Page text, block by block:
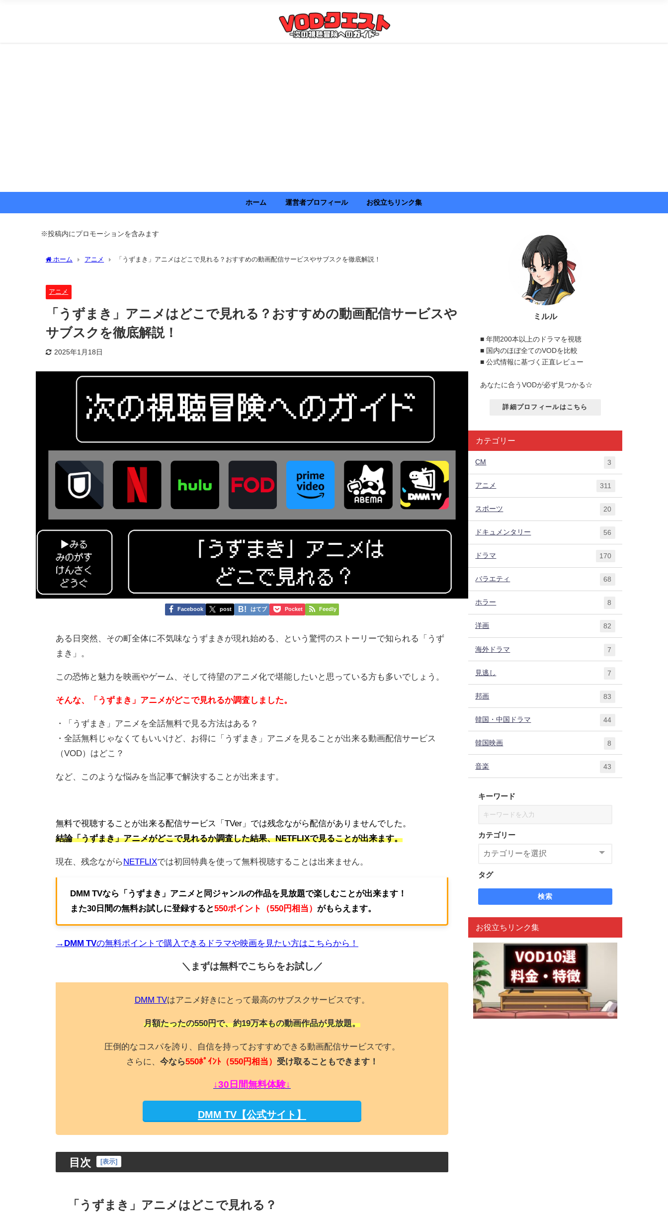
ホーム 運営者プロフィール お役立ちリンク集
※投稿内にプロモーションを含みます
ホーム アニメ 「うずまき」アニメはどこで見れる？おすすめの動画配信サービスやサブスクを徹底解説！
アニメ
「うずまき」アニメはどこで見れる？おすすめの動画配信サービスや
サブスクを徹底解説！
2025年1月18日
Facebook post はてブ Pocket Feedly
ある日突然、その町全体に不気味なうずまきが現れ始める、という驚愕のストーリーで知られる「うず
まき」。
この恐怖と魅力を映画やゲーム、そして待望のアニメ化で堪能したいと思っている方も多いでしょう。
そんな、「うずまき」アニメがどこで見れるか調査しました。
・「うずまき」アニメを全話無料で見る方法はある？
・全話無料じゃなくてもいいけど、お得に「うずまき」アニメを見ることが出来る動画配信サービス
（VOD）はどこ？
など、このような悩みを当記事で解決することが出来ます。
無料で視聴することが出来る配信サービス「TVer」では残念ながら配信がありませんでした。
結論「うずまき」アニメがどこで見れるか調査した結果、NETFLIXで見ることが出来ます。
現在、残念ながらNETFLIXでは初回特典を使って無料視聴することは出来ません。
DMM TVなら「うずまき」アニメと同ジャンルの作品を見放題で楽しむことが出来ます！
また30日間の無料お試しに登録すると550ポイント（550円相当） がもらえます。
→DMM TVの無料ポイントで購入できるドラマや映画を見たい方はこちらから！
＼まずは無料でこちらをお試し／
DMM TVはアニメ好きにとって最高のサブスクサービスです。
月額たったの550円で、約19万本もの動画作品が見放題。
圧倒的なコスパを誇り、自信を持っておすすめできる動画配信サービスです。
さらに、 今なら550ﾎﾟｲﾝﾄ（550円相当） 受け取ることもできます！
↓30日間無料体験↓
DMM TV【公式サイト】
目次 [表示]
「うずまき」アニメはどこで見れる？
ミルル
■ 年間200本以上のドラマを視聴
■ 国内のほぼ全てのVODを比較
■ 公式情報に基づく正直レビュー
あなたに合うVODが必ず見つかる☆
詳細プロフィールはこちら
カテゴリー
CM 3
アニメ 311
スポーツ 20
ドキュメンタリー 56
ドラマ 170
バラエティ 68
ホラー 8
洋画 82
海外ドラマ 7
見逃し 7
邦画 83
韓国・中国ドラマ 44
韓国映画 8
音楽 43
キーワード
カテゴリー
タグ
検索
お役立ちリンク集